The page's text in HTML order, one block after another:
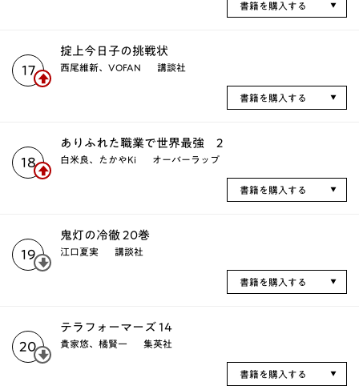
書籍を購入する
17
掟上今日子の挑戦状
西尾維新、VOFAN 講談社
書籍を購入する
18
ありふれた職業で世界最強 2
白米良、たかやKi オーバーラップ
書籍を購入する
19
鬼灯の冷徹 20巻
江口夏実 講談社
書籍を購入する
20
テラフォーマーズ 14
貴家悠、橘賢一 集英社
書籍を購入する